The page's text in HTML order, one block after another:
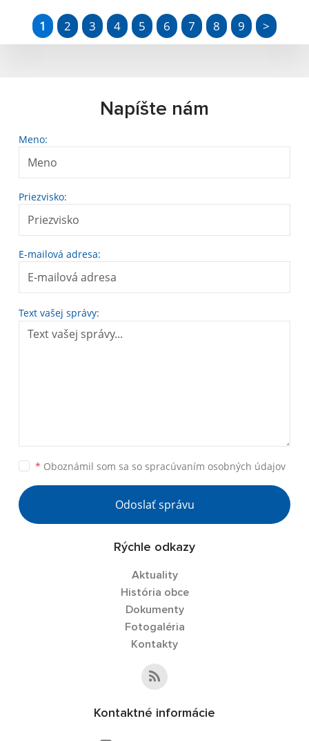
1 2 3 4 5 6 7 8 9 >
Napíšte nám
Meno:
Priezvisko:
E-mailová adresa:
Text vašej správy:
* Oboznámil som sa so spracúvaním osobných údajov
Odoslať správu
Rýchle odkazy
Aktuality
História obce
Dokumenty
Fotogaléria
Kontakty
Kontaktné informácie